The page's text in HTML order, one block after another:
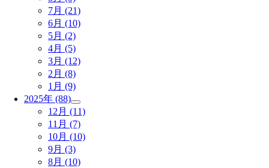
7月 (21)
6月 (10)
5月 (2)
4月 (5)
3月 (12)
2月 (8)
1月 (9)
2025年 (88)
12月 (11)
11月 (7)
10月 (10)
9月 (3)
8月 (10)